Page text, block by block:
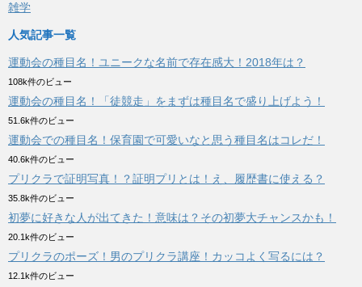
雑学
人気記事一覧
運動会の種目名！ユニークな名前で存在感大！2018年は？
108k件のビュー
運動会の種目名！「徒競走」をまずは種目名で盛り上げよう！
51.6k件のビュー
運動会での種目名！保育園で可愛いなと思う種目名はコレだ！
40.6k件のビュー
プリクラで証明写真！？証明プリとは！え、履歴書に使える？
35.8k件のビュー
初夢に好きな人が出てきた！意味は？その初夢大チャンスかも！
20.1k件のビュー
プリクラのポーズ！男のプリクラ講座！カッコよく写るには？
12.1k件のビュー